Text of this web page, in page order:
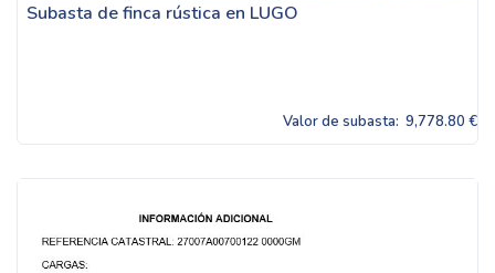
Subasta de finca rústica en LUGO
Valor de subasta: 9,778.80 €